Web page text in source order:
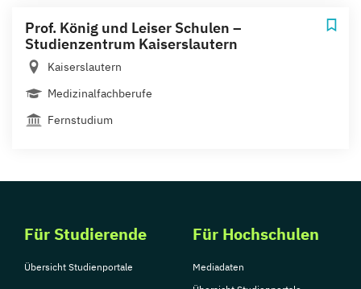
Prof. König und Leiser Schulen –
Studienzentrum Kaiserslautern
Kaiserslautern
Medizinalfachberufe
Fernstudium
Für Studierende
Übersicht Studienportale
Für Hochschulen
Mediadaten